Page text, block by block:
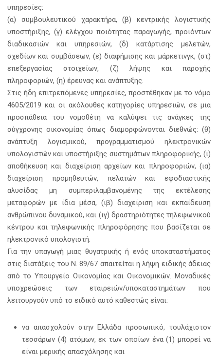
υπηρεσίες:
(α) συμβουλευτικού χαρακτήρα, (β) κεντρικής λογιστικής
υποστήριξης, (γ) ελέγχου ποιότητας παραγωγής, προϊόντων
διαδικασιών και υπηρεσιών, (δ) κατάρτισης μελετών,
σχεδίων και συμβάσεων, (ε) διαφήμισης και μάρκετινγκ, (στ)
επεξεργασίας στοιχείων, (ζ) λήψης και παροχής
πληροφοριών, (η) έρευνας και ανάπτυξης.
Στις ήδη επιτρεπόμενες υπηρεσίες, προστέθηκαν με το νόμο
4605/2019 και οι ακόλουθες κατηγορίες υπηρεσιών, σε μια
προσπάθεια του νομοθέτη να καλύψει τις ανάγκες της
σύγχρονης οικονομίας όπως διαμορφώνονται διεθνώς: (θ)
ανάπτυξη λογισμικού, προγραμματισμού ηλεκτρονικών
υπολογιστών και υποστήριξης συστημάτων πληροφορικής, (ι)
αποθήκευση και διαχείριση αρχείων και πληροφοριών, (ια)
διαχείριση προμηθευτών, πελατών και εφοδιαστικής
αλυσίδας μη συμπεριλαμβανομένης της εκτέλεσης
μεταφορών με ίδια μέσα, (ιβ) διαχείριση και εκπαίδευση
ανθρώπινου δυναμικού, και (ιγ) δραστηριότητες τηλεφωνικού
κέντρου και τηλεφωνικής πληροφόρησης που βασίζεται σε
ηλεκτρονικό υπολογιστή.
Για την υπαγωγή μιας θυγατρικής ή ενός υποκαταστήματος
στις διατάξεις του Ν. 89/67 απαιτείται η λήψη ειδικής άδειας
από το Υπουργείο Οικονομίας και Οικονομικών. Μοναδικές
υποχρεώσεις των εταιρειών/υποκαταστημάτων που
λειτουργούν υπό το ειδικό αυτό καθεστώς είναι:
να απασχολούν στην Ελλάδα προσωπικό, τουλάχιστον
τεσσάρων (4) ατόμων, εκ των οποίων ένα (1) μπορεί να
είναι μερικής απασχόλησης και